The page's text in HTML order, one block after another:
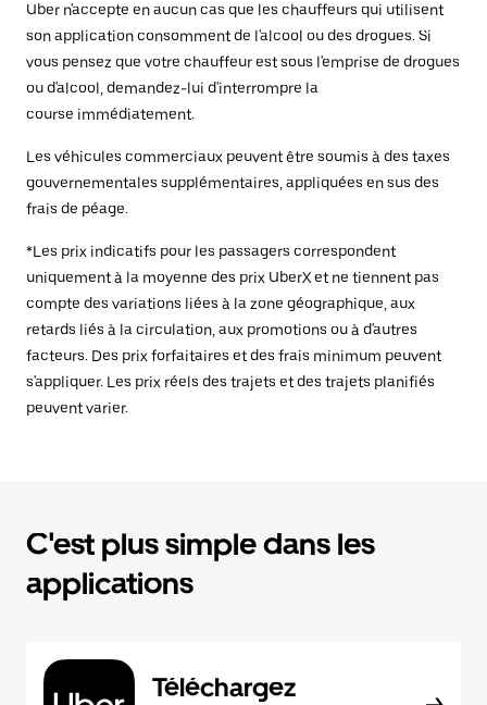
Uber n'accepte en aucun cas que les chauffeurs qui utilisent
son application consomment de l'alcool ou des drogues. Si
vous pensez que votre chauffeur est sous l'emprise de drogues
ou d'alcool, demandez-lui d'interrompre la
course immédiatement.
Les véhicules commerciaux peuvent être soumis à des taxes
gouvernementales supplémentaires, appliquées en sus des
frais de péage.
*Les prix indicatifs pour les passagers correspondent
uniquement à la moyenne des prix UberX et ne tiennent pas
compte des variations liées à la zone géographique, aux
retards liés à la circulation, aux promotions ou à d'autres
facteurs. Des prix forfaitaires et des frais minimum peuvent
s'appliquer. Les prix réels des trajets et des trajets planifiés
peuvent varier.
C'est plus simple dans les
applications
Téléchargez